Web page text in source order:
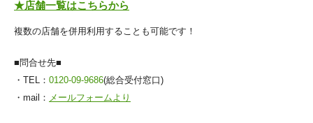
★店舗一覧はこちらから
複数の店舗を併用利用することも可能です！
■問合せ先■
・TEL： 0120-09-9686(総合受付窓口)
・mail： メールフォームより